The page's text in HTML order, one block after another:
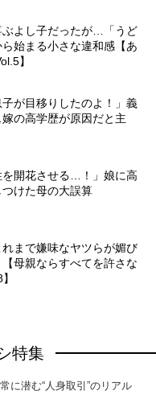
ぶよし子だったが…「うど
始まる小さな違和感【あ
】
子が目移りしたのよ！」義
の高学歴が原因だと主
を開花させる…！」娘に高
けた母の大誤算
まで嫌味なヤツらが媚び
母親ならすべてを許さな
特集
に潜む“人身取引”のリアル